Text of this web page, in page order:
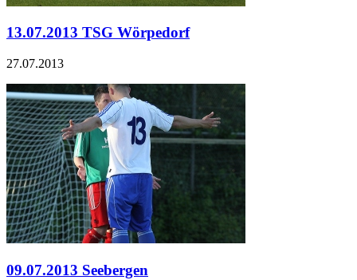
13.07.2013 TSG Wörpedorf
27.07.2013
09.07.2013 Seebergen